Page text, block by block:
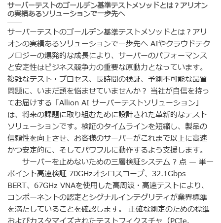
サーバーテストのゴールデン基準テストメソッドとは？アリオン
の実績あるソリューションで一歩先へ
サーバーテストのゴールデン基準テストメソッドとは？アリ
オンの実績あるソリューションで一歩先へ AIやクラウドテク
ノロジーの爆発的な成長により、サーバーのパフォーマンス
と安定性はビジネス競争力の重要な原動力となっています。
複雑なテスト・プロセス、長時間の検証、予測不可能な品質
問題に、いまだ頭を悩ませていませんか？ 当社が自信を持っ
てお届けする「Allion AI サーバーテストソリューション」
は、将来の課題に取り組むために設計された革新的なテスト
ソリューションです。検証のタイムラインを短縮し、製品の
信頼性を向上させ、お客様のサーバーがこれまで以上に高速
かつ安定的に、そしてパワフルに動作するよう支援します。
サーバーを止めないための三層検証システム ? 点 — 単一
ポイント高速検証 70GHzオシロスコープ、32.1Gbps
BERT、67GHz VNAを使用した高周波・高速テストにより、
コンポーネントの認定とシグナルインテグリティが業界標準
を満たしていることを確認します。 正確な測定のための標準